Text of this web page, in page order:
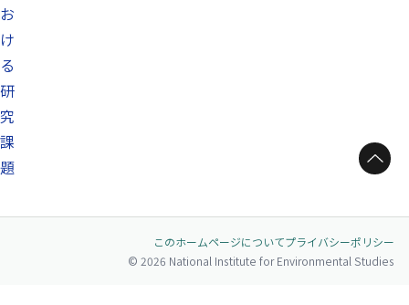
お
け
る
研
究
課
題
ページトップへ
このホームページについてプライバシーポリシー
© 2026 National Institute for Environmental Studies